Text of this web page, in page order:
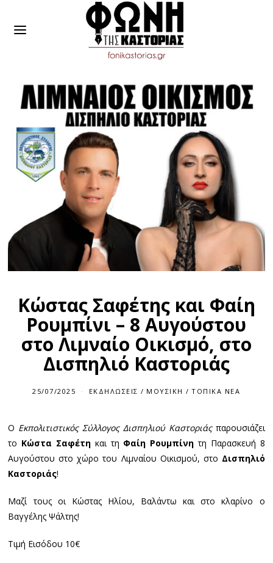
Κώστας Σαφέτης και Φαίη
Ρουμπίνι – 8 Αυγούστου
στο Λιμναίο Οικισμό, στο
Δισπηλιό Καστοριάς
25/07/2025 ΕΚΔΗΛΏΣΕΙΣ / ΜΟΥΣΙΚΉ / ΤΟΠΙΚΆ ΝΈΑ
Ο Εκπολιτιστικός Σύλλογος Δισπηλιού Καστοριάς παρουσιάζει
το Κώστα Σαφέτη και τη Φαίη Ρουμπίνη τη Παρασκευή 8
Αυγούστου στο χώρο του Λιμναίου Οικισμού, στο Δισπηλιό
Καστοριάς!
Μαζί τους οι Κώστας Ηλίου, Βαλάντω και στο κλαρίνο ο
Βαγγέλης Ψάλτης!
Τιμή Εισόδου 10€